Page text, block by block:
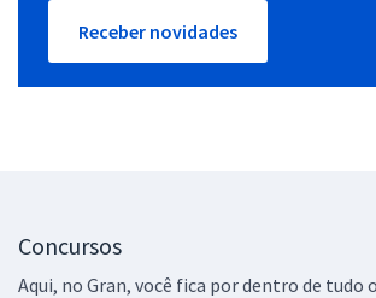
Receber novidades
Concursos
Aqui, no Gran, você fica por dentro de tudo